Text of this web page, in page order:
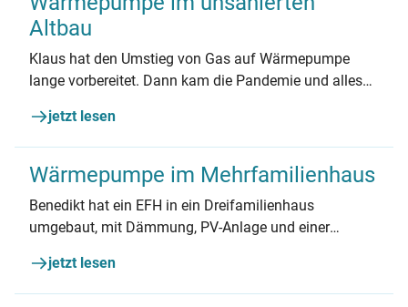
Altbau
Klaus hat den Umstieg von Gas auf Wärmepumpe
lange vorbereitet. Dann kam die Pandemie und alles
aber ein Glücksfall.
jetzt lesen
Wärmepumpe im Mehrfamilienhaus
Benedikt hat ein EFH in ein Dreifamilienhaus
umgebaut, mit Dämmung, PV-Anlage und einer
jetzt lesen